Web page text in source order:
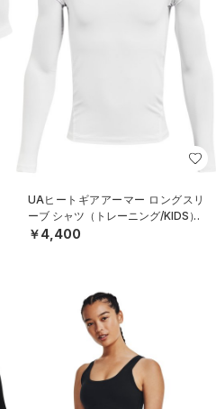
UAヒートギアアーマー ロングスリ
ーブ シャツ（トレーニング/KIDS）
￥4,400